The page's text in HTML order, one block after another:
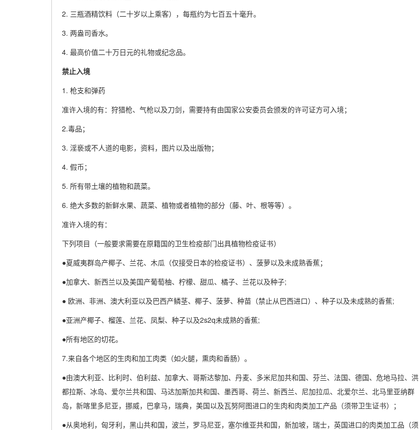
2. 三瓶酒精饮料（二十岁以上乘客），每瓶约为七百五十毫升。
3. 两盎司香水。
4. 最高价值二十万日元的礼物或纪念品。
禁止入境
1. 枪支和弹药
准许入境的有：狩猎枪、气枪以及刀剑，需要持有由国家公安委员会颁发的许可证方可入境；
2.毒品；
3. 淫亵或不人道的电影，资料，图片以及出版物；
4. 假币；
5. 所有带土壤的植物和蔬菜。
6. 绝大多数的新鲜水果、蔬菜、植物或者植物的部分（藤、叶、根等等）。
准许入境的有：
下列项目（一般要求需要在原籍国的卫生检疫部门出具植物检疫证书）
●夏威夷群岛产椰子、兰花、木瓜（仅接受日本的检疫证书）、菠萝以及未成熟香蕉；
●加拿大、新西兰以及美国产葡萄柚、柠檬、甜瓜、橘子、兰花以及种子;
● 欧洲、非洲、澳大利亚以及巴西产鳞茎、椰子、菠萝、种苗（禁止从巴西进口）、种子以及未成熟的香蕉;
●亚洲产椰子、榴莲、兰花、凤梨、种子以及2s2q未成熟的香蕉;
●所有地区的切花。
7.来自各个地区的生肉和加工肉类（如火腿，熏肉和香肠）。
●由澳大利亚、比利时、伯利兹、加拿大、哥斯达黎加、丹麦、多米尼加共和国、芬兰、法国、德国、危地马拉、洪
都拉斯、冰岛、爱尔兰共和国、马达加斯加共和国、墨西哥、荷兰、新西兰、尼加拉瓜、北爱尔兰、北马里亚纳群
岛，新喀里多尼亚，挪威，巴拿马，瑞典，美国以及瓦努阿图进口的生肉和肉类加工产品（须带卫生证书）；
●从奥地利，匈牙利，黑山共和国，波兰，罗马尼亚，塞尔维亚共和国，新加坡，瑞士，英国进口的肉类加工品（须